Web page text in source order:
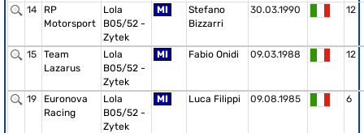
14
RP
Motorsport
Lola
B05/52 -
Zytek
MI
Stefano
Bizzarri
30.03.1990 12
15
Team
Lazarus
Lola
B05/52 -
Zytek
MI Fabio Onidi 09.03.1988 12
19
Euronova
Racing
Lola
B05/52 -
Zytek
MI Luca Filippi 09.08.1985 6